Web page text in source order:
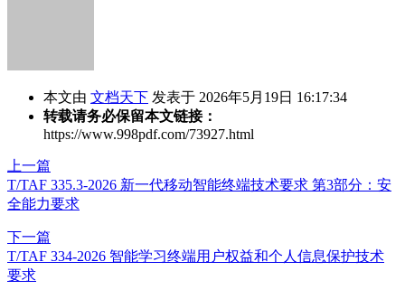
本文由 文档天下 发表于 2026年5月19日 16:17:34
转载请务必保留本文链接：
https://www.998pdf.com/73927.html
上一篇
T/TAF 335.3-2026 新一代移动智能终端技术要求 第3部分：安
全能力要求
下一篇
T/TAF 334-2026 智能学习终端用户权益和个人信息保护技术
要求